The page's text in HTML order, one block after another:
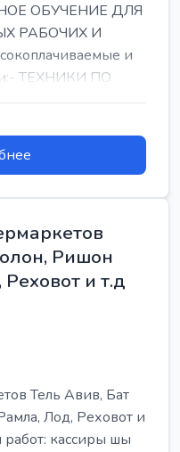
ОБУЧЕНИЕ ДЛЯ
РАБОЧИХ И
и
ТЕХНИКИ ПО
...
Ришон
и т.д
Тель Авив, Бат
Лод, Реховот и
работ: кассиры шы